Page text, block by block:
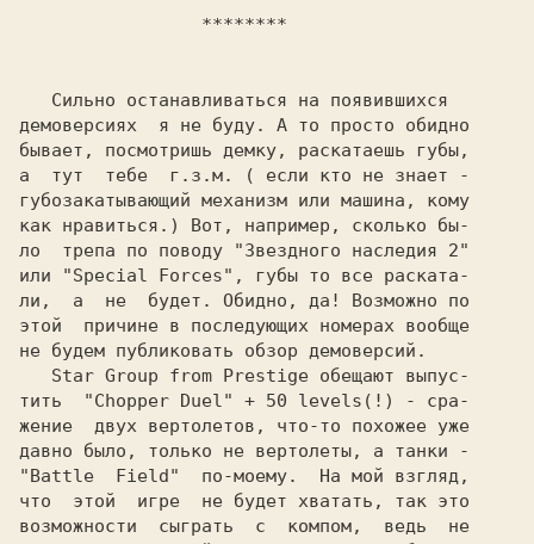
                 ********
демоверсиях  я не буду. А то просто обидно
бывает, посмотришь демку, раскатаешь губы,
а  тут  тебе  г.з.м. ( если кто не знает -
губозакатывающий механизм или машина, кому
как нравиться.) Вот, например, сколько бы-
ло  трепа по поводу "Звездного наследия 2"
или "Special Forces", губы то все раската-
ли,  а  не  будет. Обидно, да! Возможно по
этой  причине в последующих номерах вообще
не будем публиковать обзор демоверсий.
Star Group from Prestige обещают выпус-
тить
"Chopper Duel" + 50 levels(!)
- сра-
жение  двух вертолетов, что-то похожее уже
"Battle  Field"
по-моему.  На мой взгляд,
что  этой  игре  не будет хватать, так это
возможности  сыграть  с  компом,  ведь  не